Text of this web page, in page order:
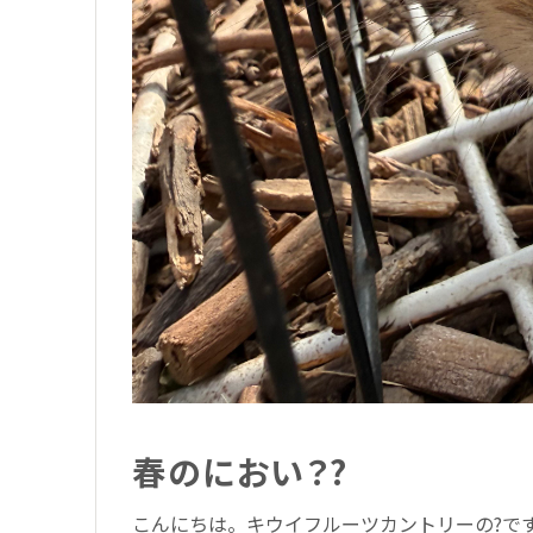
春のにおい？?
こんにちは。キウイフルーツカントリーの?で